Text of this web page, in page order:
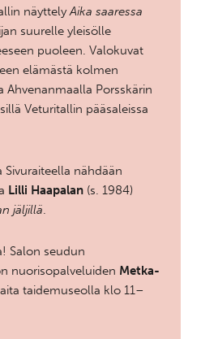
näyttelyAika saaressa
suurelle yleisölle
puoleen. Valokuvat
elämästä kolmen
Ahvenanmaalla Porsskärin
Veturitallin pääsaleissa
Sivuraiteella nähdään
Lilli Haapalan (s. 1984)
jäljillä
Salon seudun
nuorisopalveluiden Metka-
taidemuseolla klo 11–